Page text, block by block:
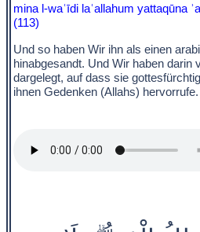
mina l-waʿīdi laʿallahum yattaqūna
(113)
Und so haben Wir ihn als einen
hinabgesandt. Und Wir haben darin
dargelegt, auf dass sie
ihnen Gedenken (Allahs) hervorrufe.